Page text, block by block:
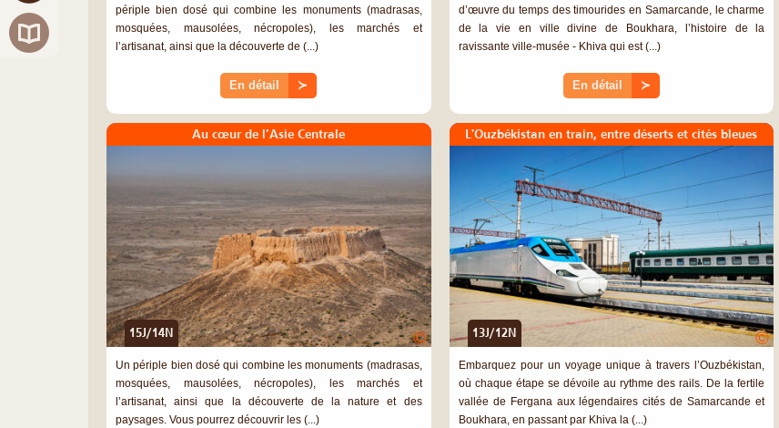
périple bien dosé qui combine les monuments (madrasas,
mosquées, mausolées, nécropoles), les marchés et
l’artisanat, ainsi que la découverte de (...)
En détail ≻
d’œuvre du temps des timourides en Samarcande, le charme
de la vie en ville divine de Boukhara, l’histoire de la
ravissante ville-musée - Khiva qui est (...)
En détail ≻
Au cœur de l’Asie Centrale
15J/14N ©
Un périple bien dosé qui combine les monuments (madrasas,
mosquées, mausolées, nécropoles), les marchés et
l’artisanat, ainsi que la découverte de la nature et des
paysages. Vous pourrez découvrir les (...)
L'Ouzbékistan en train, entre déserts et cités bleues
13J/12N ©
Embarquez pour un voyage unique à travers l’Ouzbékistan,
où chaque étape se dévoile au rythme des rails. De la fertile
vallée de Fergana aux légendaires cités de Samarcande et
Boukhara, en passant par Khiva la (...)